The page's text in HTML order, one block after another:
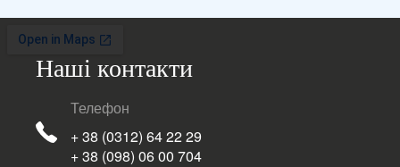
Наші контакти
Телефон
+ 38 (0312) 64 22 29
+ 38 (098) 06 00 704